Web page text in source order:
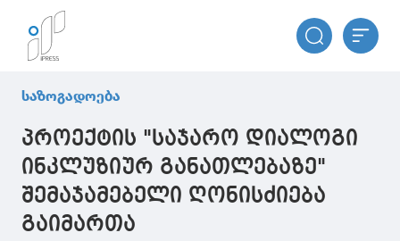
საზოგადოება
პროექტის "საჯარო დიალოგი
ინკლუზიურ განათლებაზე"
შემაჯამებელი ღონისძიება
გაიმართა